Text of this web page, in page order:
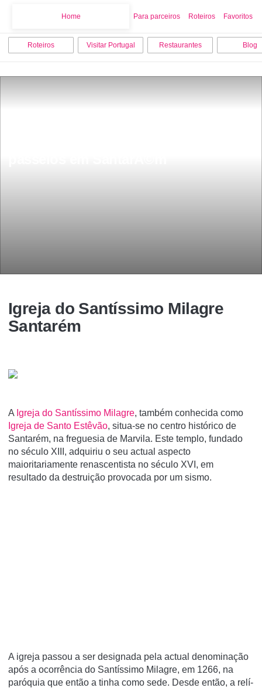
Home Para parceiros Roteiros Favoritos
Roteiros Visitar Portugal Restaurantes Blog
Igreja do Santí­ssimo Milagre
Santarém
A Igreja do Santí­ssimo Milagre, também conhecida como
Igreja de Santo Estêvão, situa-se no centro histórico de
Santarém, na freguesia de Marvila. Este templo, fundado
no século XIII, adquiriu o seu actual aspecto
maioritariamente renascentista no século XVI, em
resultado da destruição provocada por um sismo.
A igreja passou a ser designada pela actual denominação
após a ocorrência do Santí­ssimo Milagre, em 1266, na
paróquia que então a tinha como sede. Desde então, a relí­